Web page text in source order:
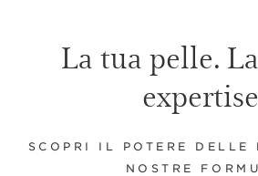
La tua pelle.
SCOPRI IL POTERE DELLE
NOSTRE